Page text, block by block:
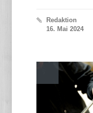
Redaktion
16. Mai 2024